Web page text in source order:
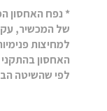
* נפח האחסון
של המכשיר,
למחיצות
האחסון
לפי שהשיטה